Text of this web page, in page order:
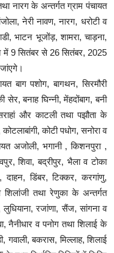
नारग के अन्तर्गत ग्राम पंचायत
नेरी नावण, नारग, धरोटी व
भाटन भूजोंड़, शामरा, चाड़ना,
में 9 सितंबर से 26 सितंबर, 2025
बाग पशोग, बागथन, सिरमौरी
सेर, बनाह घिन्नी, मेंहदोंबाग, बनी
और काटली तथा पझौता के
कोटी पधोग, सनोरा व
अजोली, भगानी , किशनपुरा ,
शिवा, बद्रीपुर, भैला व टोका
डिंबर, टिक्कर, करगांणु,
शिलांजी तथा रेणुका के अन्तर्गत
रजांणा, सैंज, सांगना व
नैनीधार व पनोग तथा शिलाई के
गवाली, बकरास, मिल्लाह, शिलाई